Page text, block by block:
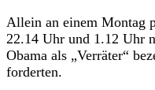
Allein an einem Montag
22.14 Uhr und 1.12 Uhr
Obama als „Verräter“
forderten.